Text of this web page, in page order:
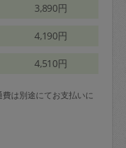
3,890円
4,190円
4,510円
は別途にてお支払いに